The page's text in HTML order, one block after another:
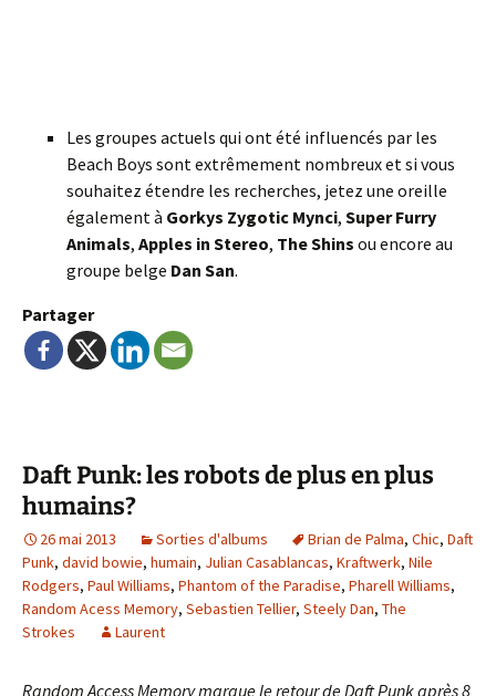
Les groupes actuels qui ont été influencés par les
Beach Boys sont extrêmement nombreux et si vous
souhaitez étendre les recherches, jetez une oreille
également à Gorkys Zygotic Mynci, Super Furry
Animals, Apples in Stereo, The Shins ou encore au
groupe belge Dan San.
Partager
Daft Punk: les robots de plus en plus
humains?
26 mai 2013 Sorties d'albums Brian de Palma, Chic, Daft
Punk, david bowie, humain, Julian Casablancas, Kraftwerk, Nile
Rodgers, Paul Williams, Phantom of the Paradise, Pharell Williams,
Random Acess Memory, Sebastien Tellier, Steely Dan, The
Strokes
Laurent
Random Access Memory marque le retour de Daft Punk après 8